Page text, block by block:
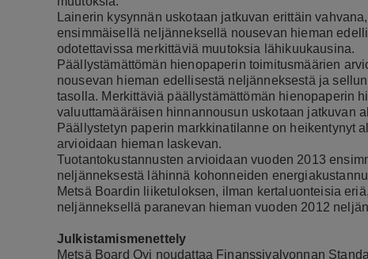
Lainerin kysynnän uskotaan jatkuvan erittäin
ensimmäisellä neljänneksellä nousevan hieman
odotettavissa merkittäviä muutoksia lähikuukausina.
Päällystämättömän hienopaperin toimitusmäärien
nousevan hieman edellisestä neljänneksestä ja
tasolla. Merkittäviä päällystämättömän hienopaperin
valuuttamääräisen hinnannousun uskotaan jatkuvan
Päällystetyn paperin markkinatilanne on heikentynyt
arvioidaan hieman laskevan.
Tuotantokustannusten arvioidaan vuoden 2013
neljänneksestä lähinnä kohonneiden
Metsä Boardin liiketuloksen, ilman kertaluonteisia
neljänneksellä paranevan hieman vuoden 2012
Julkistamismenettely
Metsä Board Oyj noudattaa Finanssivalvonnan